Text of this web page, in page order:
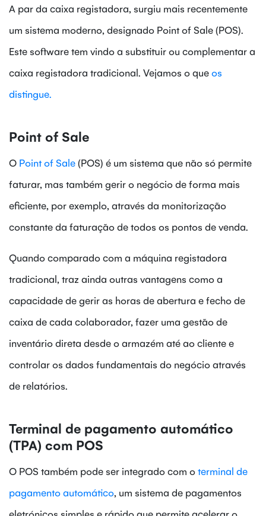
A par da caixa registadora, surgiu mais recentemente
um sistema moderno, designado Point of Sale (POS).
Este software tem vindo a substituir ou complementar a
caixa registadora tradicional. Vejamos o queos
distingue.
Point of Sale
O Point of Sale(POS) é um sistema que não só permite
faturar, mas também gerir o negócio de forma mais
eficiente, por exemplo, através da monitorização
constante da faturação de todos os pontos de venda.
Quando comparado com a máquina registadora
tradicional, traz ainda outras vantagens como a
capacidade de gerir as horas de abertura e fecho de
caixa de cada colaborador, fazer uma gestão de
inventário direta desde o armazém até ao cliente e
controlar os dados fundamentais do negócio através
de relatórios.
Terminal de pagamento automático
(TPA) com POS
O POS também pode ser integrado com oterminal de
pagamento automático, um sistema de pagamentos
eletrónicos simples e rápido que permite acelerar o